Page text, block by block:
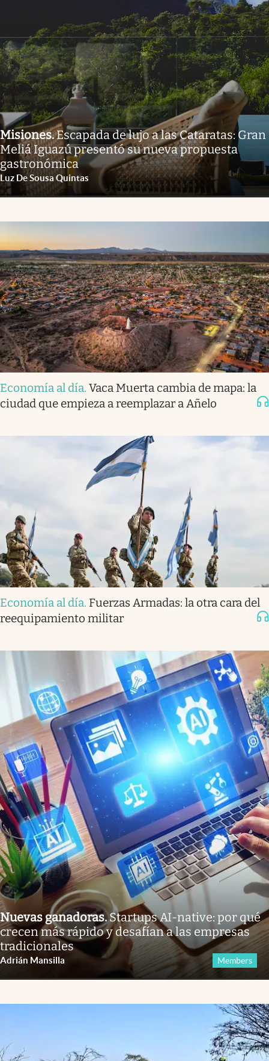
Misiones.Escapada de lujo a las Cataratas: Gran
Meliá Iguazú presentó su nueva propuesta
gastronómica
Luz De Sousa Quintas
Economía al día. Vaca Muerta cambia de mapa: la
ciudad que empieza a reemplazar a Añelo
Economía al día. Fuerzas Armadas: la otra cara del
reequipamiento militar
Nuevas ganadoras.Startups AI-native: por qué
crecen más rápido y desafían a las empresas
tradicionales
Adrián Mansilla Members